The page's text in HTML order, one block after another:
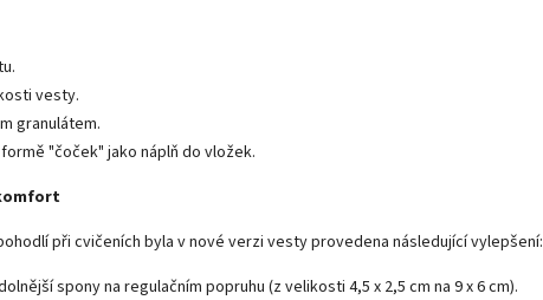
vesty.
granulátem.
"čoček" jako náplň do vložek.
při cvičeních byla v nové verzi vesty provedena následující vylepšení:
spony na regulačním popruhu (z velikosti 4,5 x 2,5 cm na 9 x 6 cm).